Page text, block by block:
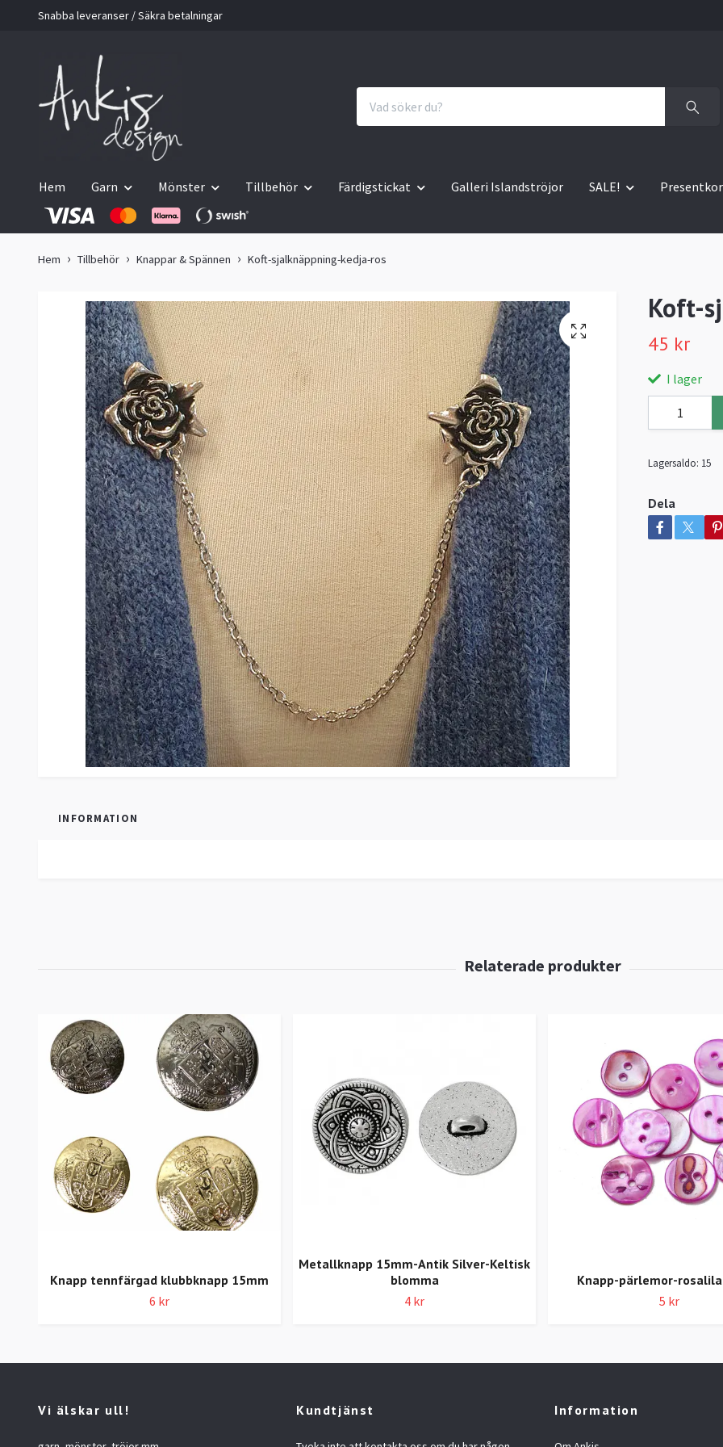
Snabba leveranser / Säkra betalningar
Hem Garn Mönster Tillbehör Färdigstickat Galleri Islandströjor SALE!
Hem Tillbehör Knappar & Spännen Koft-sjalknäppning-kedja-ros
Koft-
45 kr
I lager
Lagersaldo: 15
Dela
INFORMATION
Knapp tennfärgad klubbknapp 15mm
6 kr
Metallknapp 15mm-Antik Silver-Keltisk
blomma
4 kr
Knapp-pärlemor-
5 kr
Vi älskar ull! Kundtjänst Information